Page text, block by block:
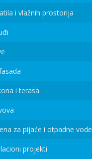
i vlažnih prostorija
i terasa
za pijaće i otpadne vode
projekti